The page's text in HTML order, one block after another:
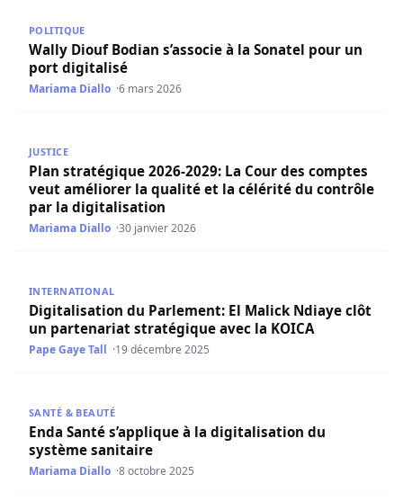
POLITIQUE
Wally Diouf Bodian s’associe à la Sonatel pour un
port digitalisé
Mariama Diallo 6 mars 2026
JUSTICE
Plan stratégique 2026-2029: La Cour des comptes
veut améliorer la qualité et la célérité du contrôle
par la digitalisation
Mariama Diallo 30 janvier 2026
INTERNATIONAL
Digitalisation du Parlement: El Malick Ndiaye clôt
un partenariat stratégique avec la KOICA
Pape Gaye Tall 19 décembre 2025
SANTÉ & BEAUTÉ
Enda Santé s’applique à la digitalisation du
système sanitaire
Mariama Diallo 8 octobre 2025